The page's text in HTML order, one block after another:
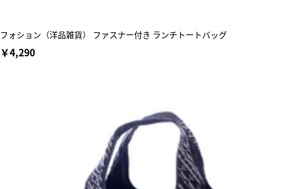
フォション（洋品雑貨） ファスナー付き ランチトートバッグ
￥4,290